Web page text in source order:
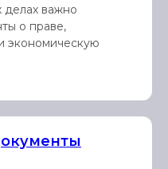
делах важно
о праве,
экономическую